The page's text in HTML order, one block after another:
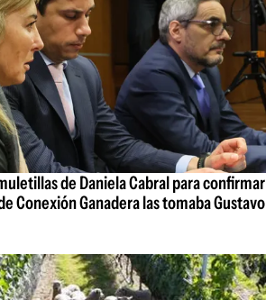
de Daniela Cabral para confirmar
Conexión Ganadera las tomaba Gustavo